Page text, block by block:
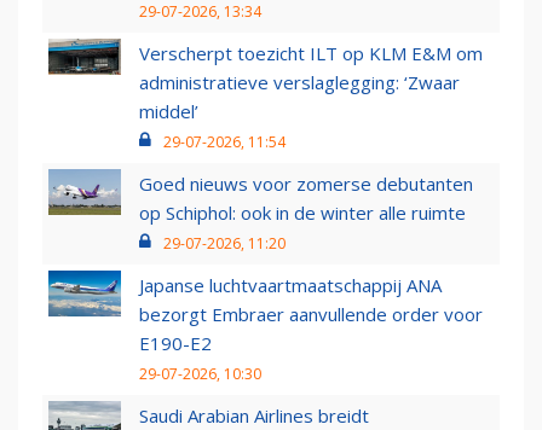
29-07-2026, 13:34
Verscherpt toezicht ILT op KLM E&M om
administratieve verslaglegging: ‘Zwaar
middel’
29-07-2026, 11:54
Goed nieuws voor zomerse debutanten
op Schiphol: ook in de winter alle ruimte
29-07-2026, 11:20
Japanse luchtvaartmaatschappij ANA
bezorgt Embraer aanvullende order voor
E190-E2
29-07-2026, 10:30
Saudi Arabian Airlines breidt